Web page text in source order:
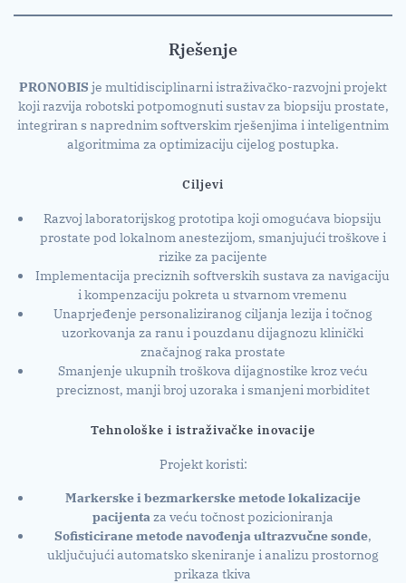
Rješenje
PRONOBIS je multidisciplinarni istraživačko-razvojni projekt
koji razvija robotski potpomognuti sustav za biopsiju prostate,
integriran s naprednim softverskim rješenjima i inteligentnim
algoritmima za optimizaciju cijelog postupka.
Ciljevi
Razvoj laboratorijskog prototipa koji omogućava biopsiju
prostate pod lokalnom anestezijom, smanjujući troškove i
rizike za pacijente
Implementacija preciznih softverskih sustava za navigaciju
i kompenzaciju pokreta u stvarnom vremenu
Unaprjeđenje personaliziranog ciljanja lezija i točnog
uzorkovanja za ranu i pouzdanu dijagnozu klinički
značajnog raka prostate
Smanjenje ukupnih troškova dijagnostike kroz veću
preciznost, manji broj uzoraka i smanjeni morbiditet
Tehnološke i istraživačke inovacije
Projekt koristi:
Markerske i bezmarkerske metode lokalizacije
pacijentaza veću točnost pozicioniranja
Sofisticirane metode navođenja ultrazvučne sonde,
uključujući automatsko skeniranje i analizu prostornog
prikaza tkiva